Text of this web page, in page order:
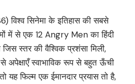
विश्व सिनेमा के इतिहास की सबसे
में से एक 12 Angry Men का हिंदी
स्तर की वैश्विक प्रशंसा मिली,
अपेक्षाएँ स्वाभाविक रूप से बहुत ऊँची
यह फिल्म एक ईमानदार प्रयास तो है,